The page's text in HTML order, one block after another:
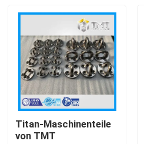
Titan-Maschinenteile
von TMT